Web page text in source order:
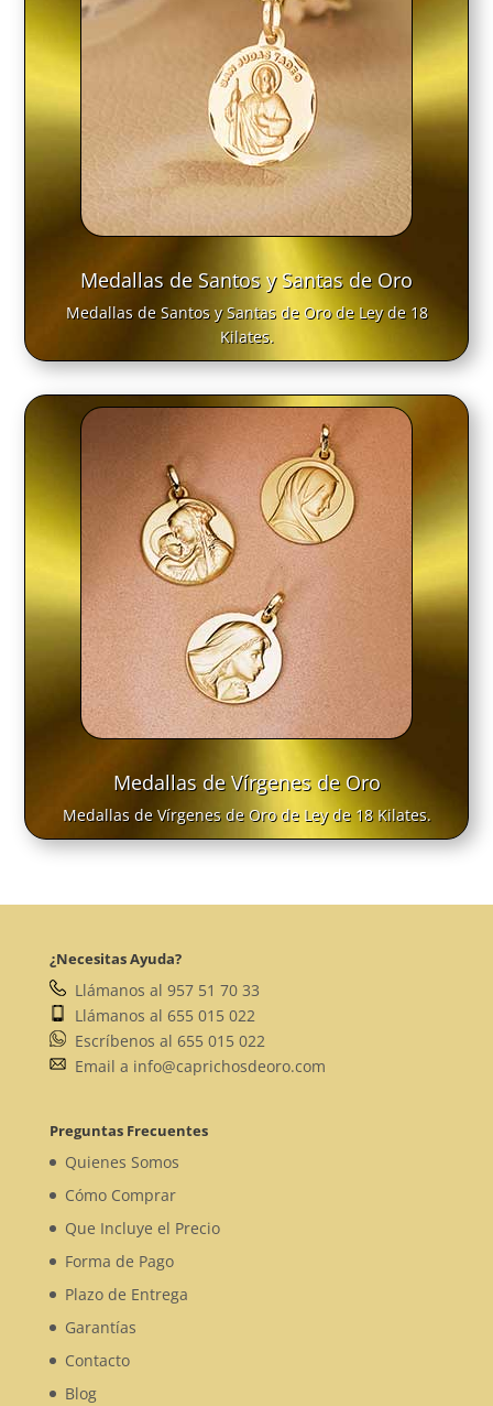
Medallas de Santos y Santas de Oro
Medallas de Santos y Santas de Oro de Ley de 18
Kilates.
Medallas de Vírgenes de Oro
Medallas de Vírgenes de Oro de Ley de 18 Kilates.
¿Necesitas Ayuda?
Llámanos al 957 51 70 33
Llámanos al 655 015 022
Escríbenos al 655 015 022
Email a info@caprichosdeoro.com
Preguntas Frecuentes
Quienes Somos
Cómo Comprar
Que Incluye el Precio
Forma de Pago
Plazo de Entrega
Garantías
Contacto
Blog